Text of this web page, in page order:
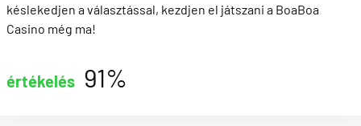
késlekedjen a választással, kezdjen el játszani a BoaBoa
Casino még ma!
értékelés 91%